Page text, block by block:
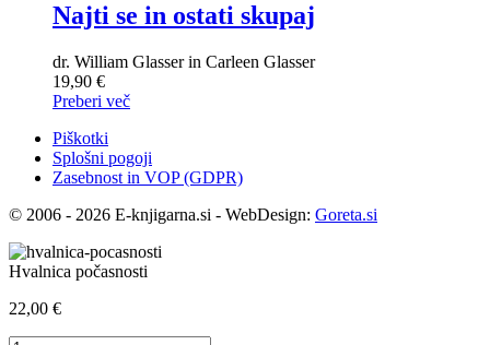
Najti se in ostati skupaj
dr. William Glasser in Carleen Glasser
19,90 €
Preberi več
Piškotki
Splošni pogoji
Zasebnost in VOP (GDPR)
© 2006 - 2026 E-knjigarna.si - WebDesign: Goreta.si
Hvalnica počasnosti
22,00 €